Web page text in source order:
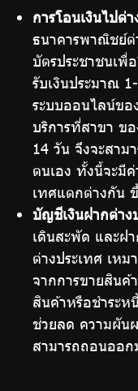
การโอนเงินไปต่า
ธนาคารพาณิชย์
บัตรประชาชนเพื่
รับเงินประมาณ
ระบบออนไลน์ขอ
บริการที่สาขา ข
14 วัน จึงจะสาม
ตนเอง ทั้งนี้จะมีค่
เทศแตกต่างกัน
บัญชีเงินฝากต่าง
เดินสะพัด และฝ
ต่างประเทศ เห
จากการขายสินค้
สินค้าหรือชำระห
ช่วยลด ความผัน
สามารถถอนออก